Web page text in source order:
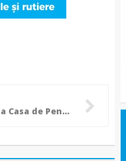
Salariații de la Casa de Pensii din Botoșani au ieșit, din nou, să protesteze! „Funcționarii nu sunt inamici publici” (Foto)